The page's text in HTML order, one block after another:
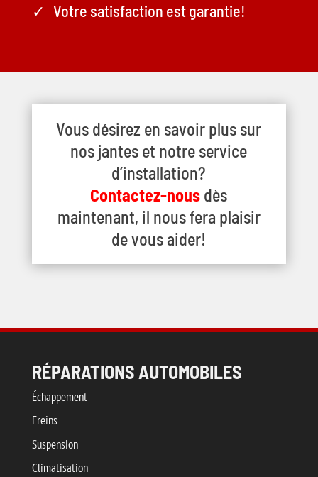
Votre satisfaction est garantie!
Vous désirez en savoir plus sur
nos jantes et notre service
d’installation?
Contactez-nous dès
maintenant, il nous fera plaisir
de vous aider!
RÉPARATIONS AUTOMOBILES
Échappement
Freins
Suspension
Climatisation